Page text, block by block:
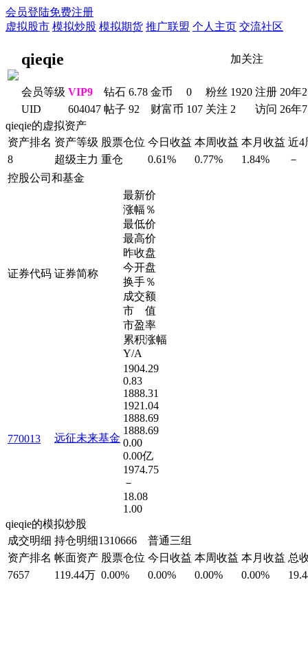
会员登陆免费注册
虚拟股市 模拟炒股 模拟期货 推广联盟 个人主页 交流社区
qieqie 加关注
会员等级 VIP9 钻石 6.78 金币 0 粉丝 1920 注册 20年
UID
604047 帖子 92 财富币 107 关注 2 访问 26年
qieqie的虚拟资产
资产排名 资产等级 股票仓位 今日收益 本周收益 本月收益 近4
8
超级主力 重仓 0.61% 0.77% 1.84%
－
控股公司和基金
证券代码 证券简称
最新价
涨幅％
最低价
最高价
昨收盘
今开盘
换手％
成交额
市 值
市盈率
累积涨幅
Y/A
770013 远征未来基金
1904.29
0.83
1888.31
1921.04
1888.69
1888.69
0.00
0.00亿
1974.75
－
18.08
1.00
qieqie的模拟炒股
成交明细 持仓明细1310666 普通三组
资产排名 帐面资产 股票仓位 今日收益 本周收益 本月收益 总
7657
119.44万 0.00% 0.00% 0.00% 0.00%